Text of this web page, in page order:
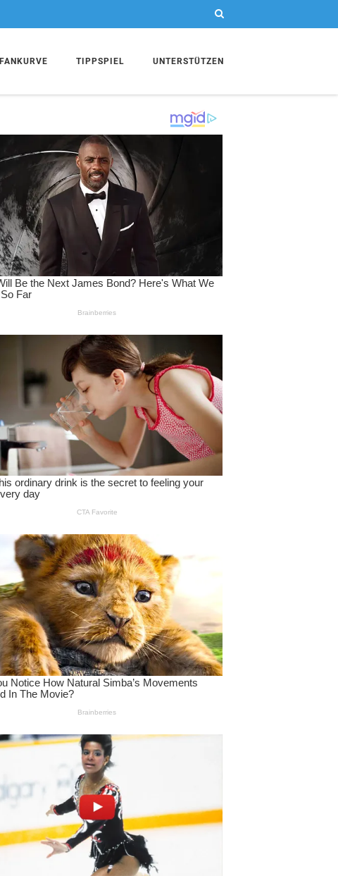
FANKURVE TIPPSPIEL UNTERSTÜTZEN